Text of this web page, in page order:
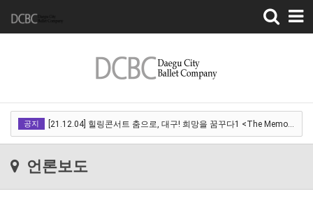
Toggle
navigation
공지 [21.12.04] 힐링콘서트 춤으로, 대구! 희망을 꿈꾸다1 <The Memory of …
[21.11.13] 호두까기인형 아양아트센터
언론보도